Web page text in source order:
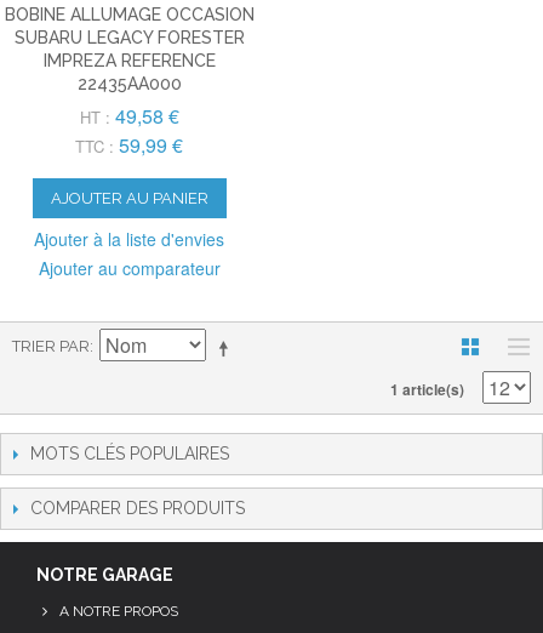
BOBINE ALLUMAGE OCCASION
SUBARU LEGACY FORESTER
IMPREZA REFERENCE
22435AA000
HT : 49,58 €
TTC : 59,99 €
AJOUTER AU PANIER
Ajouter à la liste d'envies
Ajouter au comparateur
TRIER PAR
1 article(s)
MOTS CLÉS POPULAIRES
COMPARER DES PRODUITS
NOTRE GARAGE
A NOTRE PROPOS